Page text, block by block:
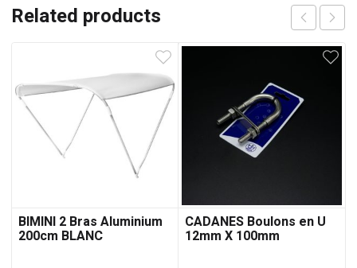
Related products
BIMINI 2 Bras Aluminium
200cm BLANC
CADANES Boulons en U
12mm X 100mm